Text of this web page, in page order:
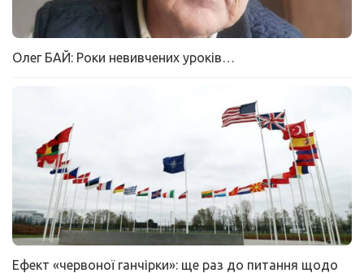
Олег БАЙ: Роки невивчених уроків…
Ефект «червоної ганчірки»: ще раз до питання щодо